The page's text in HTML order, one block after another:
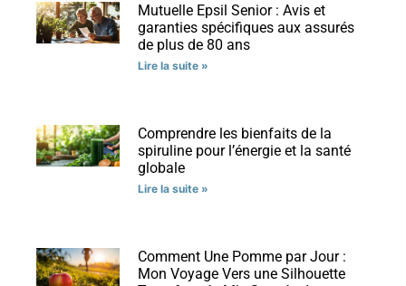
Mutuelle Epsil Senior : Avis et
garanties spécifiques aux assurés
de plus de 80 ans
Lire la suite »
Comprendre les bienfaits de la
spiruline pour l’énergie et la santé
globale
Lire la suite »
Comment Une Pomme par Jour :
Mon Voyage Vers une Silhouette